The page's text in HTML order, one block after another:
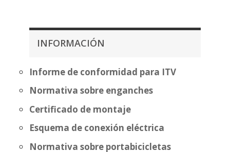
INFORMACIÓN
Informe de conformidad para ITV
Normativa sobre enganches
Certificado de montaje
Esquema de conexión eléctrica
Normativa sobre portabicicletas